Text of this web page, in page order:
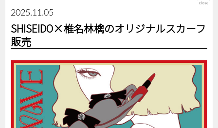
2025.11.05
SHISEIDO×椎名林檎のオリジナルスカーフ
販売